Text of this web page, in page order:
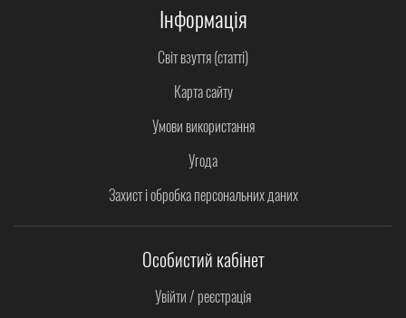
Інформація
Світ взуття (статті)
Карта сайту
Умови використання
Угода
Захист і обробка персональних даних
Особистий кабінет
Увійти / реєстрація